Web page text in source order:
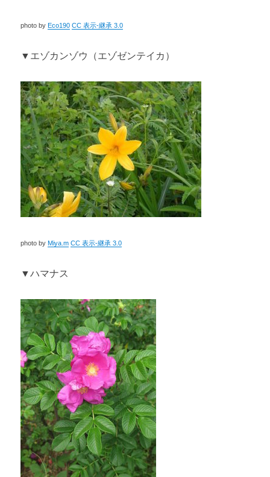
photo by Eco190 CC 表示-継承 3.0
▼エゾカンゾウ（エゾゼンテイカ）
photo by Miya.m CC 表示-継承 3.0
▼ハマナス